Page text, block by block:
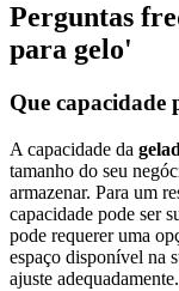
Perguntas
para gelo'
Que capacidade
A capacidade da
tamanho do seu
armazenar. Para um
capacidade pode ser
pode requerer uma
espaço disponível na
ajuste adequadamente.